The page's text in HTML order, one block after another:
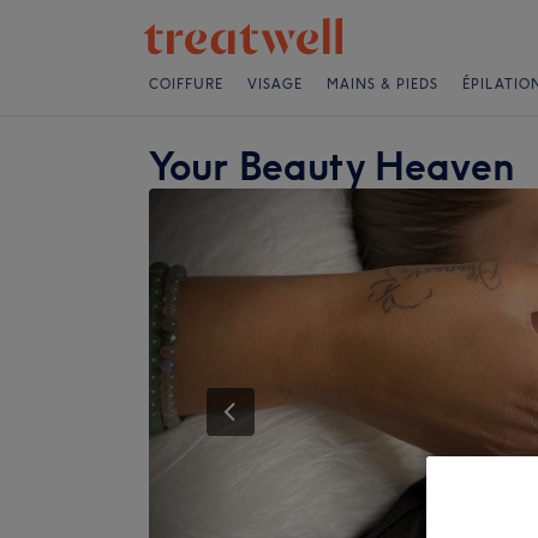
COIFFURE VISAGE MAINS & PIEDS ÉPILATION
Your Beauty Heaven